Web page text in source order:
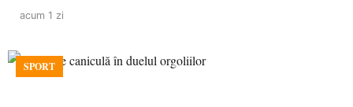
acum 1 zi
SPORT